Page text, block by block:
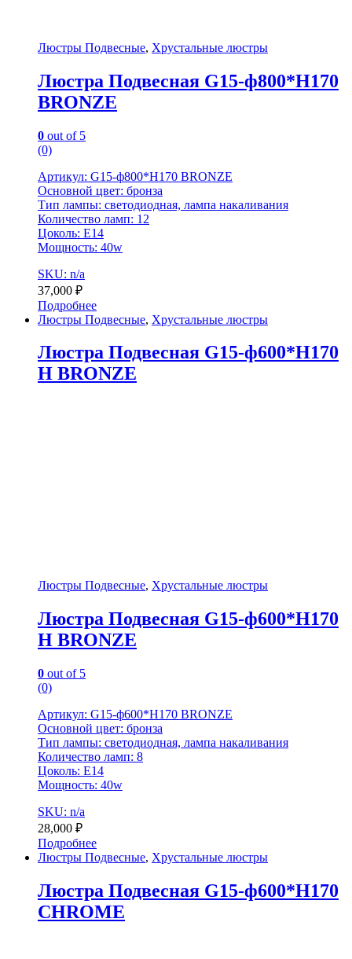
Люстры Подвесные, Хрустальные люстры
Люстра Подвесная G15-ф800*H170
BRONZE
0 out of 5
(0)
Артикул: G15-ф800*H170 BRONZE
Основной цвет: бронза
Тип лампы: светодиодная, лампа накаливания
Количество ламп: 12
Цоколь: E14
Мощность: 40w
SKU: n/a
37,000 ₽
Подробнее
Люстры Подвесные, Хрустальные люстры
Люстра Подвесная G15-ф600*H170
H BRONZE
Люстры Подвесные, Хрустальные люстры
Люстра Подвесная G15-ф600*H170
H BRONZE
0 out of 5
(0)
Артикул: G15-ф600*H170 BRONZE
Основной цвет: бронза
Тип лампы: светодиодная, лампа накаливания
Количество ламп: 8
Цоколь: E14
Мощность: 40w
SKU: n/a
28,000 ₽
Подробнее
Люстры Подвесные, Хрустальные люстры
Люстра Подвесная G15-ф600*H170
CHROME